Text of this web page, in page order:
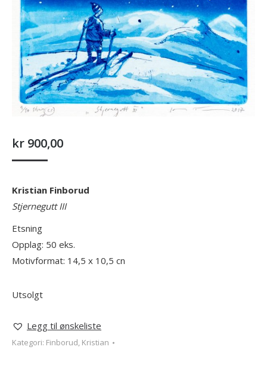
kr 900,00
Kristian Finborud
Stjernegutt III
Etsning
Opplag: 50 eks.
Motivformat: 14,5 x 10,5 cn
Utsolgt
Legg til ønskeliste
Kategori: Finborud, Kristian